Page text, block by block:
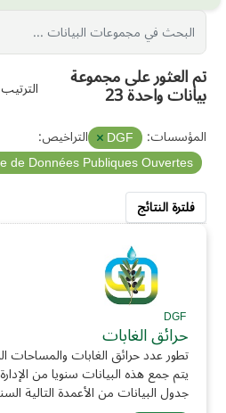
تم العثور على مجموعة
بيانات واحدة 23
المؤسسات: DGF
التراخيص:
de Données Publiques Ouvertes
فلترة النتائج
DGF
حرائق الغابات
تطور عدد حرائق الغابات والمساحات
يتم جمع هذه البيانات سنويا من
جدول البيانات من الأعمدة التالية